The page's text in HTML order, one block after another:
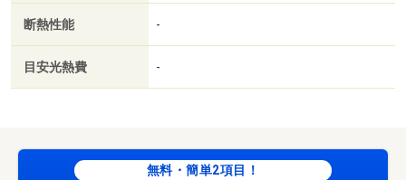
／家賃カード決済可／巡回管理／セブンイレブン御殿場ぐ
み沢南店（コンビニ）まで３００ｍ／ウェルシア御殿場ぐ
み沢店（ドラッグストア）まで４５０ｍ／マックスバリュ
ポット御殿場店（ホームセンター）まで１３００ｍ／東部
病院（病院）まで９５０ｍ
断熱性能 -
目安光熱費 -
無料・簡単2項目！